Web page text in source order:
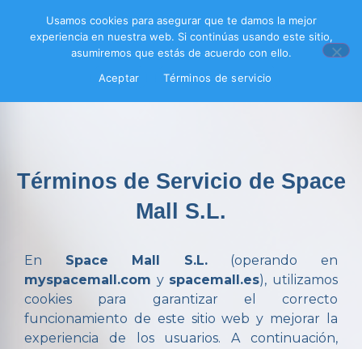
Términos de Servicio de Space
Mall S.L.
En Space Mall S.L.(operando en
myspacemall.com y spacemall.es), utilizamos
cookies para garantizar el correcto
funcionamiento de este sitio web y mejorar la
experiencia de los usuarios. A continuación,
Usamos cookies para asegurar que te damos la mejor
experiencia en nuestra web. Si continúas usando este sitio,
asumiremos que estás de acuerdo con ello.
Aceptar
Términos de servicio